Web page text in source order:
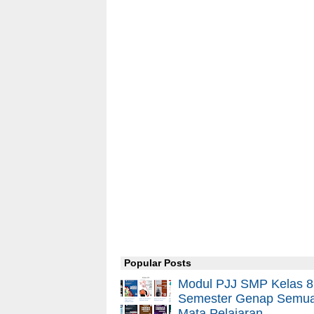
Popular Posts
Modul PJJ SMP Kelas 8
Semester Genap